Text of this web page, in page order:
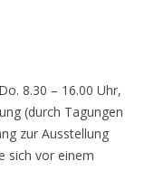
8.30 – 16.00 Uhr,
(durch Tagungen
zur Ausstellung
sich vor einem